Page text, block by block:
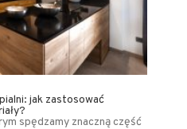
jak zastosować
spędzamy znaczną część